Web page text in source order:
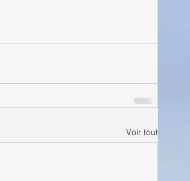
Voir tout